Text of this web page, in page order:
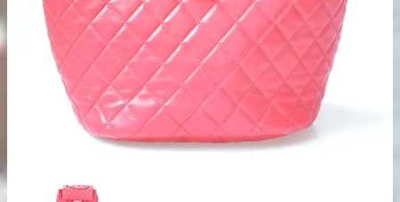
出張買取の
お申込み
宅配買取の
お申込み
LINE査定